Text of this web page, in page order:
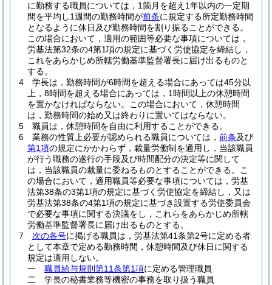
に勤務する職員については，1箇月を超え1年以内の一定期
間を平均し1週間の勤務時間が前条に規定する所定勤務時間
となるように休日及び勤務時間を割り振ることができる。
この場合において，適用の範囲等必要な事項については，
労基法第32条の4第1項の規定に基づく労使協定を締結し，
これをあらかじめ所轄労働基準監督署長に届け出るものと
する。
4
学長は，勤務時間が6時間を超える場合にあっては45分以
上，8時間を超える場合にあっては，1時間以上の休憩時間
を置かなければならない。
この場合において，休憩時間
は，勤務時間の始め又は終わりに置いてはならない。
5
職員は，休憩時間を自由に利用することができる。
6
業務の性質上必要が認められる職員については， 前条及び
第1項の規定にかかわらず，裁量労働制を適用し，当該職員
が行う職務の遂行の手段及び時間配分の決定等に関して
は，当該職員の裁量に委ねるものとすることができる。
こ
の場合において，適用職員等必要な事項については，労基
法第38条の3第1項の規定に基づく労使協定を締結し，又は
労基法第38条の4第1項の規定に基づき設置する労使委員会
で必要な事項に関する決議をし，これらをあらかじめ所轄
労働基準監督署長に届け出るものとする。
7
次の各号に掲げる職員は，労基法第41条第2号に定める者
として本章で定める勤務時間，休憩時間及び休日に関する
規定は適用しない。
一
職員給与規則第11条第1項に定める管理職員
二
学長の秘書業務等機密の事務を取り扱う職員